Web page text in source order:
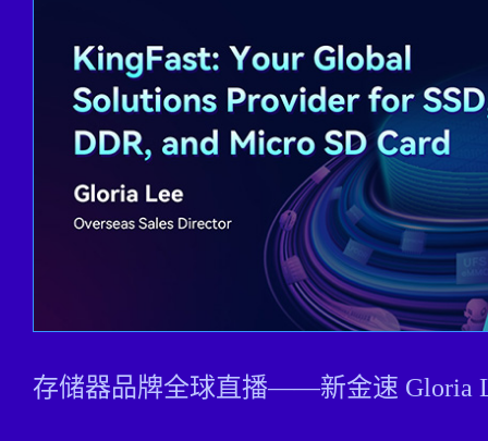
存储器品牌全球直播——新金速 Gloria